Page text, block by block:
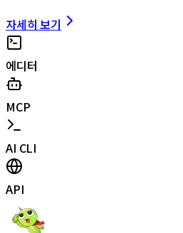
자세히 보기
에디터
MCP
AI CLI
API